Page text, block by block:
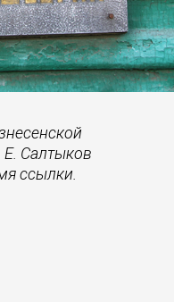
Салтыков
ссылки.